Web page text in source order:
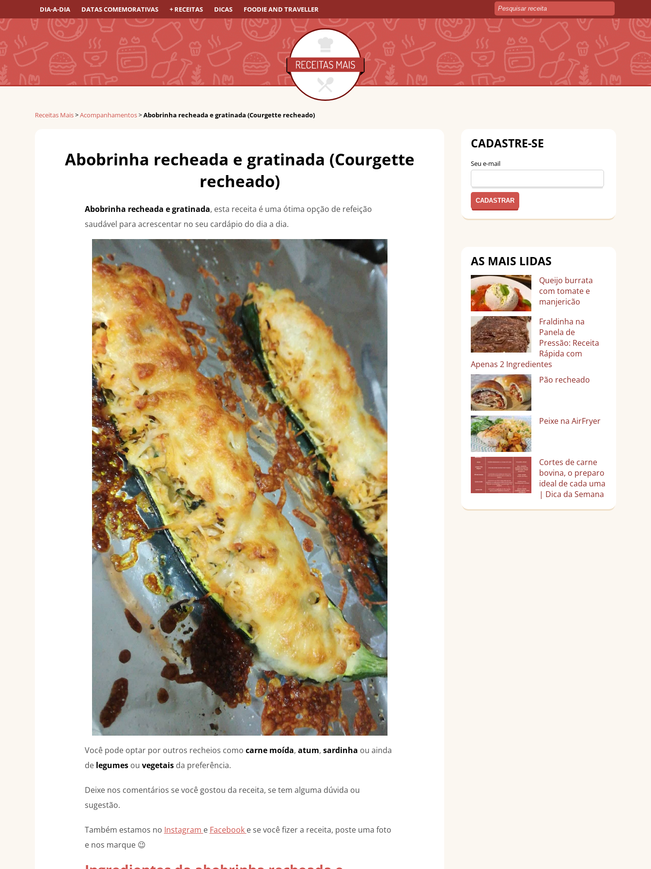
DIA-A-DIA DATAS COMEMORATIVAS + RECEITAS DICAS FOODIE AND TRAVELLER
Receitas Mais>Acompanhamentos>Abobrinha recheada e gratinada (Courgette recheado)
Abobrinha recheada e gratinada (Courgette
recheado)
Abobrinha recheada e gratinada, esta receita é uma ótima opção de refeição
saudável para acrescentar no seu cardápio do dia a dia.
Você pode optar por outros recheios como carne moída, atum, sardinha ou ainda
de legumes ou vegetais da preferência.
Deixe nos comentários se você gostou da receita, se tem alguma dúvida ou
sugestão.
Também estamos no Instagram e Facebook e se você fizer a receita, poste uma foto
e nos marque 😉
CADASTRE-SE
Seu e-mail
AS MAIS LIDAS
Queijo burrata
com tomate e
manjericão
Fraldinha na
Panela de
Pressão: Receita
Rápida com
Apenas 2 Ingredientes
Pão recheado
Peixe na AirFryer
Cortes de carne
bovina, o preparo
ideal de cada uma
| Dica da Semana